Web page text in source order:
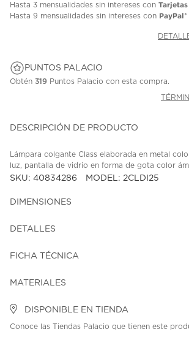
Hasta 3 mensualidades sin intereses con
Hasta 9 mensualidades sin intereses con PayPal*
PUNTOS PALACIO
Obtén 319 Puntos Palacio con esta compra.
DESCRIPCIÓN DE PRODUCTO
Lámpara colgante Class elaborada en metal
luz, pantalla de vidrio en forma de gota color
SKU: 40834286 MODEL: 2CLDI25
DIMENSIONES
DETALLES
FICHA TÉCNICA
MATERIALES
DISPONIBLE EN TIENDA
Conoce las Tiendas Palacio que tienen este